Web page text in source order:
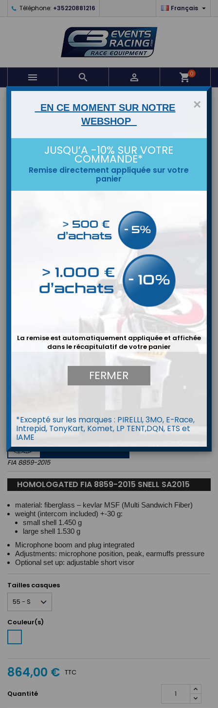
Téléphone: +35220881216 Français 
   shopping_cart0
DES WRC composite White
APPROVED
FIA 8859-2015
HOMOLOGATED FIA 8859-2015 SNELL SA2015
material: fiberglass – kevlar MSF (Multi Sandwich Fiber)
weight (intercom included) +-30 g:
small shell 1.450 g
large shell 1.530 g
Microphone boom and plug integrated
Adjustments: microphone position, peak, earmuffs pressure
Optional set up: adjustable short visor
Tailles casques
Couleur(s)
864,00 € TTC
Quantité
×
EN CE MOMENT SUR NOTRE
WEBSHOP
JUSQU’A -10% SUR VOTRE
COMMANDE*
Remise directement appliquée sur votre
panier
La remise est automatiquement appliquée et affichée
dans le récapitulatif de votre panier
FERMER
*Excepté sur les marques : PIRELLI, 3MO, E-Race,
Intrepid, TonyKart, Komet, LP TENT,DQN, ETS et
IAME